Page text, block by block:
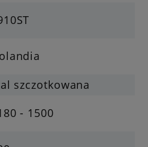
szczotkowana
- 1500